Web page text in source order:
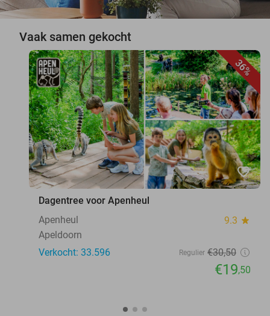
Vaak samen gekocht
36%
favorite_border
Dagentree voor Apenheul
Apenheul
9.3 star
Apeldoorn
Verkocht: 33.596
Regulier €30,50
€19,50